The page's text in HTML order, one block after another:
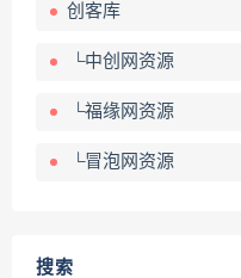
创客库
└中创网资源
└福缘网资源
└冒泡网资源
搜索